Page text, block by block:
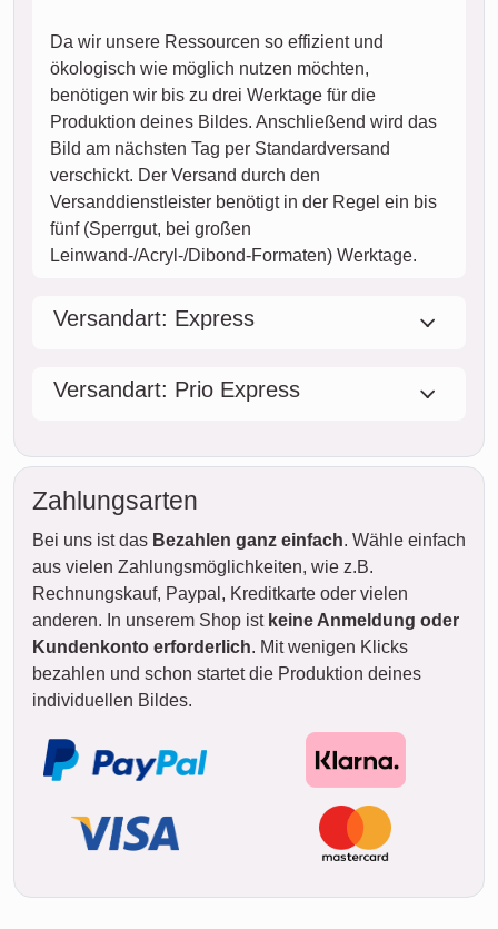
Da wir unsere Ressourcen so effizient und
ökologisch wie möglich nutzen möchten,
benötigen wir bis zu drei Werktage für die
Produktion deines Bildes. Anschließend wird das
Bild am nächsten Tag per Standardversand
verschickt. Der Versand durch den
Versanddienstleister benötigt in der Regel ein bis
fünf (Sperrgut, bei großen
Leinwand-/Acryl-/Dibond-Formaten) Werktage.
Versandart: Express
Versandart: Prio Express
Zahlungsarten
Bei uns ist das Bezahlen ganz einfach. Wähle einfach
aus vielen Zahlungsmöglichkeiten, wie z.B.
Rechnungskauf, Paypal, Kreditkarte oder vielen
anderen. In unserem Shop ist keine Anmeldung oder
Kundenkonto erforderlich. Mit wenigen Klicks
bezahlen und schon startet die Produktion deines
individuellen Bildes.